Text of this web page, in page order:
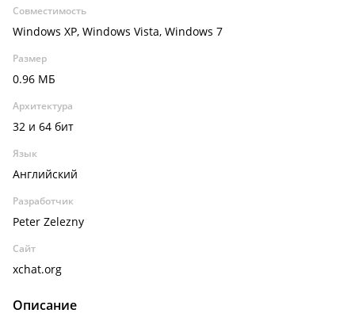
Совместимость
Windows XP, Windows Vista, Windows 7
Размер
0.96 МБ
Архитектура
32 и 64 бит
Язык
Английский
Разработчик
Peter Zelezny
Сайт
xchat.org
Описание